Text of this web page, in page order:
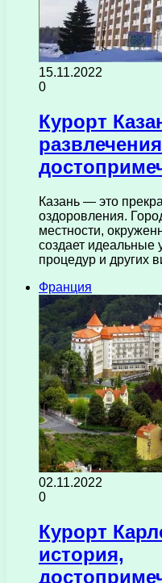
15.11.2022
0
Курорт
Казань — это
оздоровления.
местности,
создает идеальные
процедур и других
Франция
02.11.2022
0
Курорт
история,